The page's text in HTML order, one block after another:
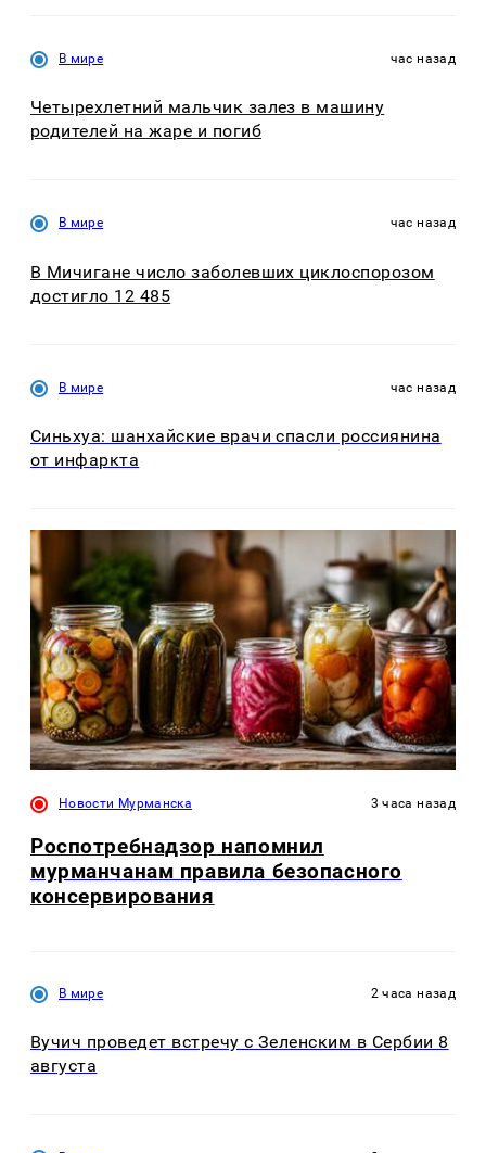
В мире час назад
Четырехлетний мальчик залез в машину
родителей на жаре и погиб
В мире час назад
В Мичигане число заболевших циклоспорозом
достигло 12 485
В мире час назад
Синьхуа: шанхайские врачи спасли россиянина
от инфаркта
Новости Мурманска 3 часа назад
Роспотребнадзор напомнил
мурманчанам правила безопасного
консервирования
В мире 2 часа назад
Вучич проведет встречу с Зеленским в Сербии 8
августа